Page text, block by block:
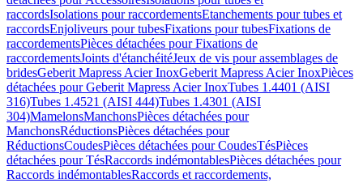
raccordsIsolations pour raccordementsEtanchements pour tubes et
raccordsEnjoliveurs pour tubesFixations pour tubesFixations de
raccordementsPièces détachées pour Fixations de
raccordementsJoints d'étanchéitéJeux de vis pour assemblages de
bridesGeberit Mapress Acier InoxGeberit Mapress Acier InoxPièces
détachées pour Geberit Mapress Acier InoxTubes 1.4401 (AISI
316)Tubes 1.4521 (AISI 444)Tubes 1.4301 (AISI
304)MamelonsManchonsPièces détachées pour
ManchonsRéductionsPièces détachées pour
RéductionsCoudesPièces détachées pour CoudesTésPièces
détachées pour TésRaccords indémontablesPièces détachées pour
Raccords indémontablesRaccords et raccordements,